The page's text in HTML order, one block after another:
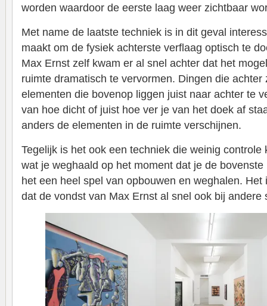
worden waardoor de eerste laag weer zichtbaar
Met name de laatste techniek is in dit geval
maakt om de fysiek achterste verflaag optisch te
Max Ernst zelf kwam er al snel achter dat het
ruimte dramatisch te vervormen. Dingen die
elementen die bovenop liggen juist naar achter te
van hoe dicht of juist hoe ver je van het doek af
anders de elementen in de ruimte verschijnen.
Tegelijk is het ook een techniek die weinig controle
wat je weghaald op het moment dat je de
het een heel spel van opbouwen en weghalen.
dat de vondst van Max Ernst al snel ook bij andere